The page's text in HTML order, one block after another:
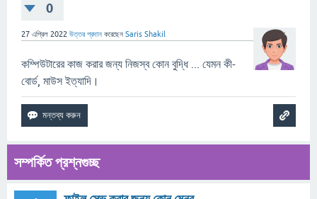
0
27 এপ্রিল 2022 উত্তর প্রদান করেছেন Saris Shakil
কম্পিউটারের কাজ করার জন্য নিজস্ব কোন বুদ্ধি ... যেমন কী-
বাের্ড, মাউস ইত্যাদি।
সম্পর্কিত প্রশ্নগুচ্ছ